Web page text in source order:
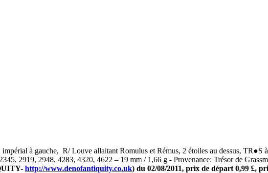
à gauche, R/ Louve allaitant Romulus et Rémus, 2 étoiles au dessus, TR●S
2919, 2948, 4283, 4320, 4622 – 19 mm / 1,66 g - Provenance: Trésor de
http://www.denofantiquity.co.uk) du 02/08/2011, prix de départ 0,99 £,